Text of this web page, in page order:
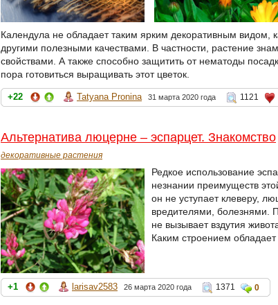
Календула не обладает таким ярким декоративным видом,
другими полезными качествами. В частности, растение
свойствами. А также способно защитить от нематоды
пора готовиться выращивать этот цветок.
+22 Tatyana Pronina 31 марта 2020 года 1121
Альтернатива люцерне – эспарцет. Знакомство
декоративные растения
Редкое использование
незнании преимуществ
он не уступает клеверу,
вредителями, болезнями.
не вызывает вздутия
Каким строением обладает
+1 larisav2583 26 марта 2020 года 1371 0